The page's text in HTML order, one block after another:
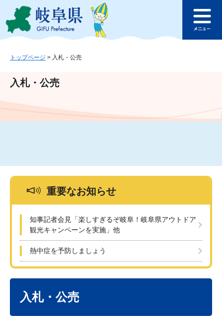
ジ
ュ
文
このページの本文へ
ュ
トップページ > 入札・公売
入札・公売
重要なお知らせ
知事記者会見「楽しすぎるぞ岐阜！岐阜県アウトドア
観光キャンペーンを実施」他
熱中症を予防しましょう
入札・公売